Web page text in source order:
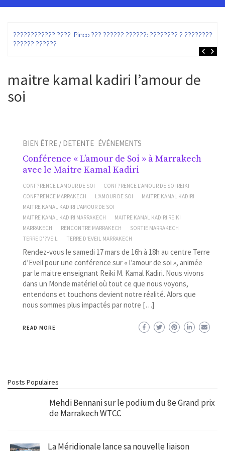
???????????? ???? Pinco ??? ?????? ??????: ???????? ? ???????? ?
?????? ??????
maitre kamal kadiri l’amour de
soi
BIEN ÊTRE / DETENTE ÉVÉNEMENTS
Conférence « L’amour de Soi » à Marrakech
avec le Maitre Kamal Kadiri
CONF?RENCE L'AMOUR DE SOI
CONF?RENCE L'AMOUR DE SOI REIKI
CONF?RENCE MARRAKECH
L'AMOUR DE SOI
MAITRE KAMAL KADIRI
MAITRE KAMAL KADIRI L'AMOUR DE SOI
MAITRE KAMAL KADIRI MARRAKECH
MAITRE KAMAL KADIRI REIKI
MARRAKECH
RENCONTRE MARRAKECH
SORTIE MARRAKECH
TERRE D'?VEIL
TERRE D'EVEIL MARRAKECH
Rendez-vous le samedi 17 mars de 16h à 18h au centre Terre
d’Eveil pour une conférence sur « l’amour de soi », animée
par le maitre enseignant Reiki M. Kamal Kadiri. Nous vivons
dans un Monde matériel où tout ce que nous voyons,
entendons et touchons devient notre réalité. Alors que
nous sommes plus impactés par notre […]
READ MORE
Posts Populaires
Mehdi Bennani sur le podium du 8e Grand prix
de Marrakech WTCC
La Méridionale lance sa nouvelle liaison